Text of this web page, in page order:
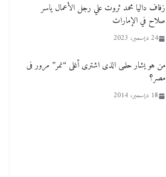
زفاف داليا محمد ثروت علي رجل الأعمال ياسر
صلاح في الإمارات
24 ديسمبر، 2023
من هو يشار حلمى الذى اشترى أغلى “نمر” مرور فى
مصر؟
18 ديسمبر، 2014